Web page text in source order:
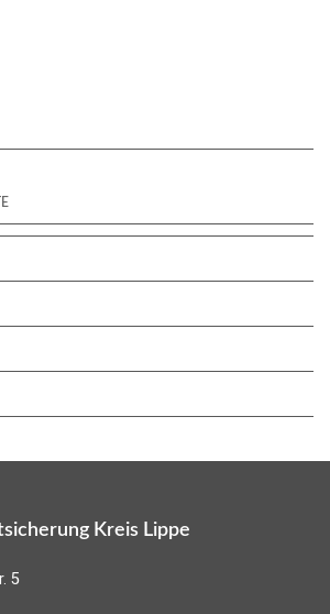
Kreis Lippe
5